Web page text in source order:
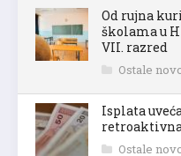
Od rujna
školama u
VII. razred
Ostale
Isplata
Ostale